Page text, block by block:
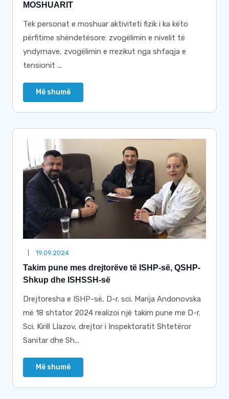
MOSHUARIT
Tek personat e moshuar aktiviteti fizik i ka këto
përfitime shëndetësore: zvogëlimin e nivelit të
yndyrnave, zvogëlimin e rrezikut nga shfaqja e
tensionit ...
Më shumë
19.09.2024
Takim pune mes drejtorëve të ISHP-së, QSHP-
Shkup dhe ISHSSH-së
Drejtoresha e ISHP-së, D-r. sci. Marija Andonovska
më 18 shtator 2024 realizoi një takim pune me D-r.
Sci. Kirill Llazov, drejtor i Inspektoratit Shtetëror
Sanitar dhe Sh...
Më shumë